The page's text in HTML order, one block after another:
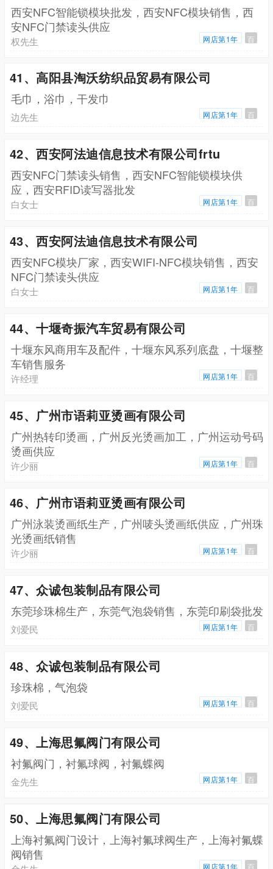
西安NFC智能锁模块批发，西安NFC模块销售，西
安NFC门禁读头供应
权先生 网店第1年 百
41、高阳县淘沃纺织品贸易有限公司
毛巾，浴巾，干发巾
边先生 网店第1年 百
42、西安阿法迪信息技术有限公司frtu
西安NFC门禁读头销售，西安NFC智能锁模块供
应，西安RFID读写器批发
白女士 网店第1年 百
43、西安阿法迪信息技术有限公司
西安NFC模块厂家，西安WIFI-NFC模块销售，西安
NFC门禁读头供应
白女士 网店第1年 百
44、十堰奇振汽车贸易有限公司
十堰东风商用车及配件，十堰东风系列底盘，十堰整
车销售服务
许经理 网店第1年 百
45、广州市语莉亚烫画有限公司
广州热转印烫画，广州反光烫画加工，广州运动号码
烫画供应
许少丽 网店第1年 百
46、广州市语莉亚烫画有限公司
广州泳装烫画纸生产，广州唛头烫画纸供应，广州珠
光烫画纸销售
许少丽 网店第1年 百
47、众诚包装制品有限公司
东莞珍珠棉生产，东莞气泡袋销售，东莞印刷袋批发
刘爱民 网店第1年 百
48、众诚包装制品有限公司
珍珠棉，气泡袋
刘爱民 网店第1年 百
49、上海思氟阀门有限公司
衬氟阀门，衬氟球阀，衬氟蝶阀
金先生 网店第1年 百
50、上海思氟阀门有限公司
上海衬氟阀门设计，上海衬氟球阀生产，上海衬氟蝶
阀销售
网店第1年 百